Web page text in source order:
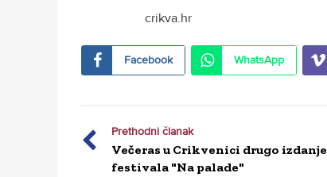
crikva.hr
Facebook WhatsApp
Prethodni članak
Večeras u Crikvenici drugo izdanje
festivala "Na palade"